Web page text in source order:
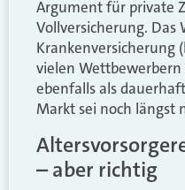
Argument für private
Vollversicherung. Das
Krankenversicherung
vielen Wettbewerbern
ebenfalls als
Markt sei noch längst
– aber richtig